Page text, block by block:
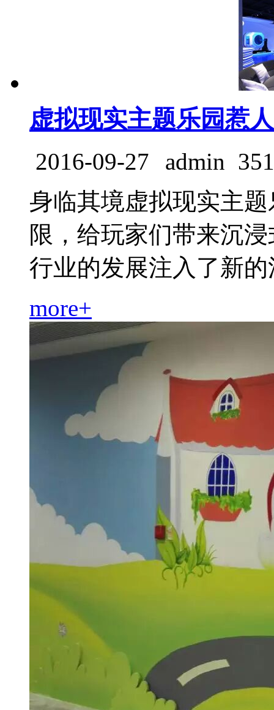
虚拟现实主题乐园惹
2016-09-27 admin 351
身临其境虚拟现实主
限，给玩家们带来沉
行业的发展注入了新的
more+